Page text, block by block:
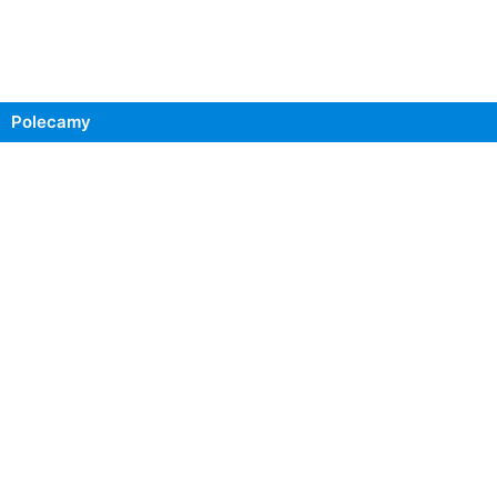
Polecamy